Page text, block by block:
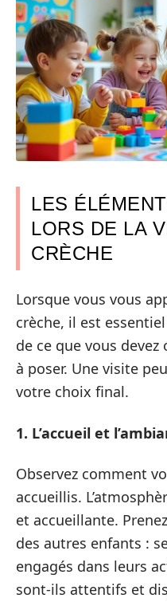
LES
LORS DE LA
CRÈCHE
Lorsque vous vous
crèche, il est
de ce que vous
à poser. Une visite
votre choix final.
1. L’accueil et
Observez comment
accueillis.
et accueillante.
des autres enfants :
engagés dans leurs
sont-ils attentifs et